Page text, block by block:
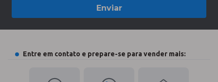
Enviar
Entre em contato e prepare-se para vender mais: